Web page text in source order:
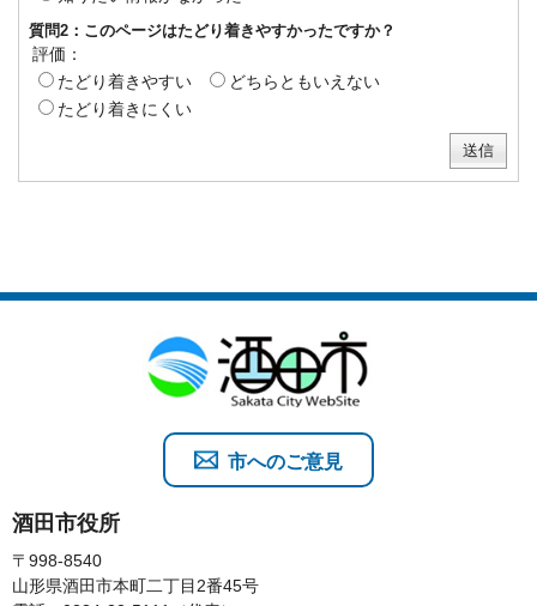
質問2：このページはたどり着きやすかったですか？
評価：
たどり着きやすい
どちらともいえない
たどり着きにくい
酒田市役所
〒998-8540
山形県酒田市本町二丁目2番45号
市へのご意見